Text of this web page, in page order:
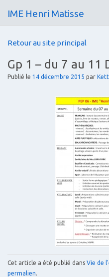
IME Henri Matisse
Retour au site principal
Gp 1 – du 7 au 11
Publié le 14 décembre 2015 par
Cet article a été publié dans Vie de
permalien